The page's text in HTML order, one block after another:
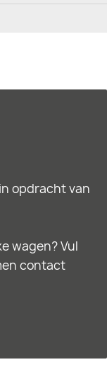
opdracht van
wagen? Vul
contact